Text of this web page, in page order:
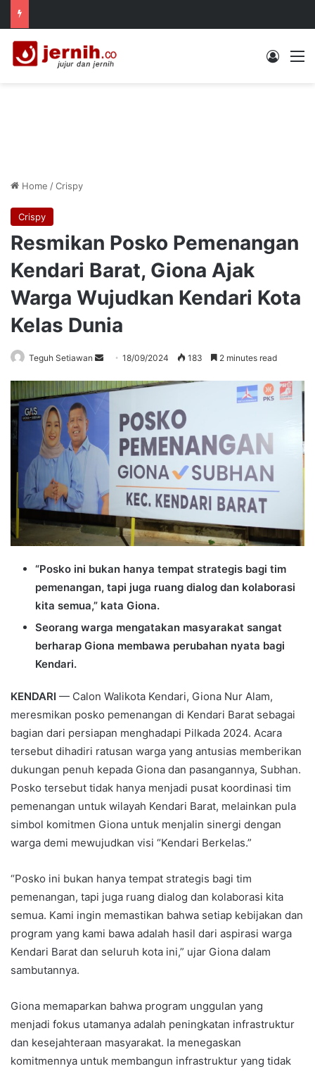
Log In
Home /Crispy
Crispy
Resmikan Posko Pemenangan
Kendari Barat, Giona Ajak
Warga Wujudkan Kendari Kota
Kelas Dunia
Teguh Setiawan
Send
email
18/09/2024 183 2 minutes read
“Posko ini bukan hanya tempat strategis bagi tim
pemenangan, tapi juga ruang dialog dan kolaborasi
kita semua,” kata Giona.
Seorang warga mengatakan masyarakat sangat
berharap Giona membawa perubahan nyata bagi
Kendari.
KENDARI — Calon Walikota Kendari, Giona Nur Alam,
meresmikan posko pemenangan di Kendari Barat sebagai
bagian dari persiapan menghadapi Pilkada 2024. Acara
tersebut dihadiri ratusan warga yang antusias memberikan
dukungan penuh kepada Giona dan pasangannya, Subhan.
Posko tersebut tidak hanya menjadi pusat koordinasi tim
pemenangan untuk wilayah Kendari Barat, melainkan pula
simbol komitmen Giona untuk menjalin sinergi dengan
warga demi mewujudkan visi “Kendari Berkelas.”
“Posko ini bukan hanya tempat strategis bagi tim
pemenangan, tapi juga ruang dialog dan kolaborasi kita
semua. Kami ingin memastikan bahwa setiap kebijakan dan
program yang kami bawa adalah hasil dari aspirasi warga
Kendari Barat dan seluruh kota ini,” ujar Giona dalam
sambutannya.
Giona memaparkan bahwa program unggulan yang
menjadi fokus utamanya adalah peningkatan infrastruktur
dan kesejahteraan masyarakat. Ia menegaskan
komitmennya untuk membangun infrastruktur yang tidak